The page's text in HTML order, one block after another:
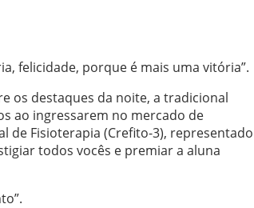
felicidade, porque é mais uma vitória”.
os destaques da noite, a tradicional
ao ingressarem no mercado de
de Fisioterapia (Crefito-3), representado
todos vocês e premiar a aluna